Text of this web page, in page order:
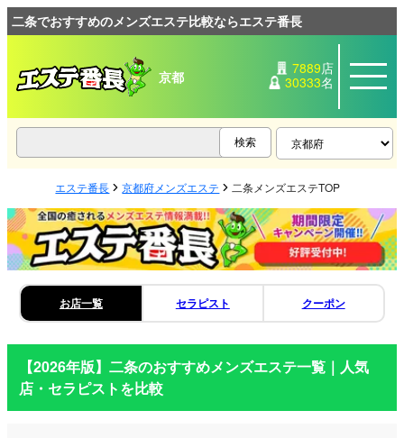
二条でおすすめのメンズエステ比較ならエステ番長
京都 7889店
30333名
エステ番長 京都府メンズエステ 二条メンズエステTOP
お店一覧 セラピスト クーポン
【2026年版】二条のおすすめメンズエステ一覧｜人気
店・セラピストを比較